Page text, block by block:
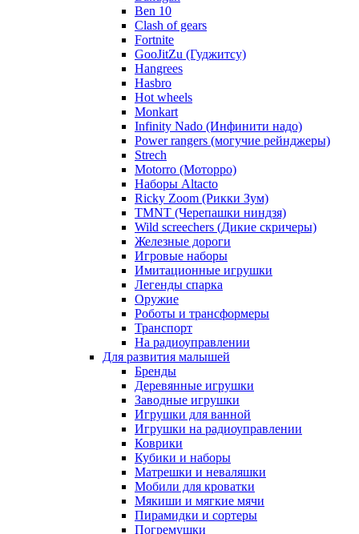
Ben 10
Clash of gears
Fortnite
GooJitZu (Гуджитсу)
Hangrees
Hasbro
Hot wheels
Monkart
Infinity Nado (Инфинити надо)
Power rangers (могучие рейнджеры)
Strech
Motorro (Моторро)
Наборы Altacto
Ricky Zoom (Рикки Зум)
TMNT (Черепашки ниндзя)
Wild screechers (Дикие скричеры)
Железные дороги
Игровые наборы
Имитационные игрушки
Легенды спарка
Оружие
Роботы и трансформеры
Транспорт
На радиоуправлении
Для развития малышей
Бренды
Деревянные игрушки
Заводные игрушки
Игрушки для ванной
Игрушки на радиоуправлении
Коврики
Кубики и наборы
Матрешки и неваляшки
Мобили для кроватки
Мякиши и мягкие мячи
Пирамидки и сортеры
Погремушки